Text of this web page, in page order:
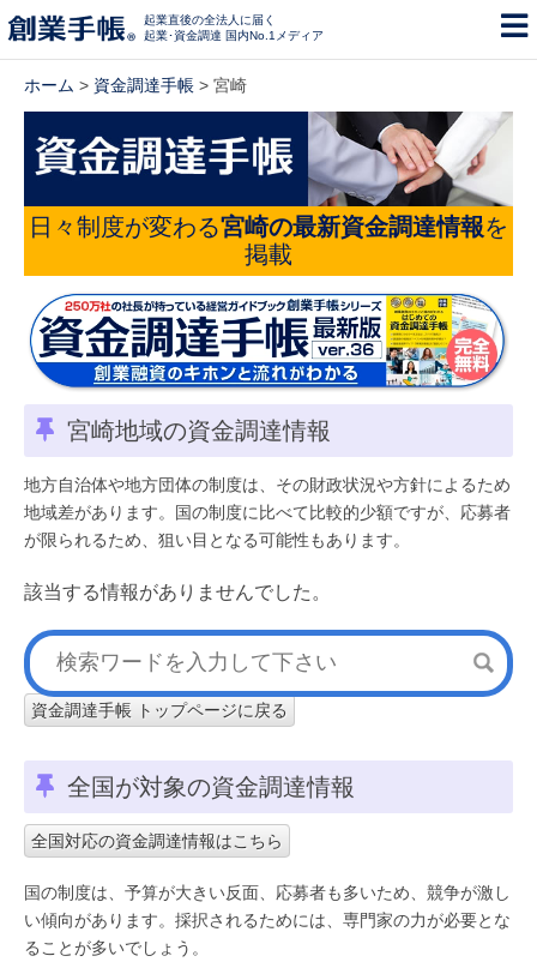
起業直後の全法人に届く
起業･資金調達 国内No.1メディア
ホーム > 資金調達手帳 > 宮崎
日々制度が変わる宮崎の最新資金調達情報を
掲載
宮崎地域の資金調達情報
地方自治体や地方団体の制度は、その財政状況や方針によるため
地域差があります。国の制度に比べて比較的少額ですが、応募者
が限られるため、狙い目となる可能性もあります。
該当する情報がありませんでした。
資金調達手帳 トップページに戻る
全国が対象の資金調達情報
全国対応の資金調達情報はこちら
国の制度は、予算が大きい反面、応募者も多いため、競争が激し
い傾向があります。採択されるためには、専門家の力が必要とな
ることが多いでしょう。